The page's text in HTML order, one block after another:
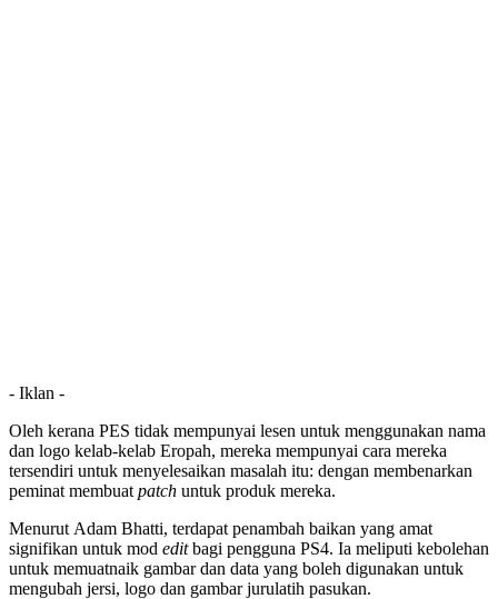
- Iklan -
Oleh kerana PES tidak mempunyai lesen untuk menggunakan nama
dan logo kelab-kelab Eropah, mereka mempunyai cara mereka
tersendiri untuk menyelesaikan masalah itu: dengan membenarkan
peminat membuat patch untuk produk mereka.
Menurut Adam Bhatti, terdapat penambah baikan yang amat
signifikan untuk mod edit bagi pengguna PS4. Ia meliputi kebolehan
untuk memuatnaik gambar dan data yang boleh digunakan untuk
mengubah jersi, logo dan gambar jurulatih pasukan.